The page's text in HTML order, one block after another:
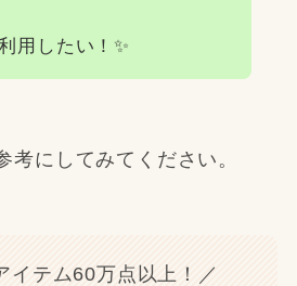
用したい！✨
考にしてみてください。
イテム60万点以上！／